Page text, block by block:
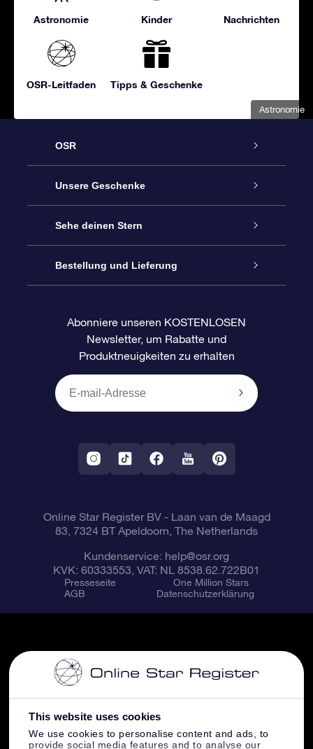
This website uses cookies
We use cookies to personalise content and ads, to
provide social media features and to analyse our
Astronomie
Astronomie Kinder Nachrichten
OSR-Leitfaden Tipps & Geschenke
OSR
Service
Kontakt
Blog
Bewertungen
Unsere Geschenke
Sterne schenken
OSR-Geschenkpaket
OSR-Geschenkgutschein
Firmengeschenke
Sehe deinen Stern
Sternregister
Personalisierte Sternseite
One Million Stars
VR-App „Fliege mich zu den Sternen“
Bestellung und Lieferung
Zahlungsinformationen
Versandinformationen
Sternbilder
Abonniere unseren KOSTENLOSEN
Newsletter, um Rabatte und
Produktneuigkeiten zu erhalten
Online Star Register BV- Laan van de Maagd
83, 7324 BT Apeldoorn, The Netherlands
Kundenservice: help@osr.org
KVK: 60333553, VAT: NL 8538.62.722B01
Presseseite
One Million Stars
AGB
Datenschutzerklärung